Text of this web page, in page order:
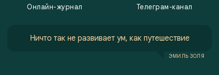
Онлайн-журнал
Телеграм-канал
Ничто так не развивает ум, как путешествие
ЭМИЛЬ ЗОЛЯ